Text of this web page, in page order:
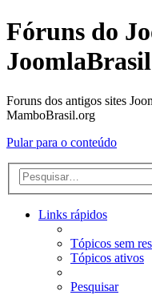
Fóruns do
Foruns dos antigos sites
MamboBrasil.org
Pular para o conteúdo
Links rápidos
Tópicos sem
Tópicos ativos
Pesquisar